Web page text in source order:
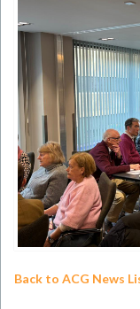
Back to ACG News